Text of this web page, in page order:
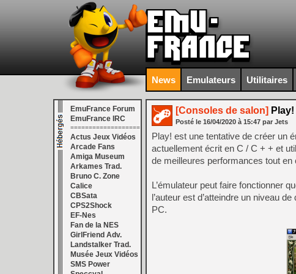
News Emulateurs Utilitaires
EmuFrance Forum
EmuFrance IRC
===================
Actus Jeux Vidéos
Arcade Fans
Amiga Museum
Arkames Trad.
Bruno C. Zone
Calice
CBSata
CPS2Shock
EF-Nes
Fan de la NES
GirlFriend Adv.
Landstalker Trad.
Musée Jeux Vidéos
SMS Power
[Consoles de salon]
Posté le 16/04/2020 à 15:47 par Jets
Play! est une tentative de créer un
actuellement écrit en C / C + + et
de meilleures performances tout en
L’émulateur peut faire fonctionner
l’auteur est d’atteindre un niveau
PC.